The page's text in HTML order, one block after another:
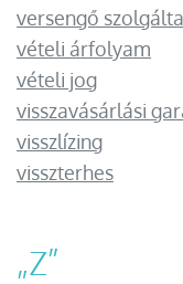
versengő
vételi árfolyam
vételi jog
visszavásárlási
visszlízing
visszterhes
„Z”